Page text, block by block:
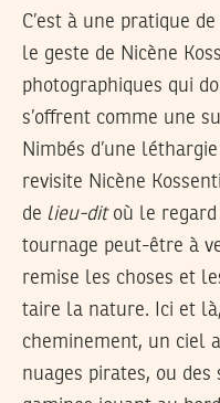
C’est à une pratique
le geste de Nicène
photographiques qui
s’offrent comme une
Nimbés d’une
revisite Nicène
de lieu-ditoù le regard
tournage peut-être à
remise les choses et
taire la nature. Ici et
cheminement, un ciel
nuages pirates, ou